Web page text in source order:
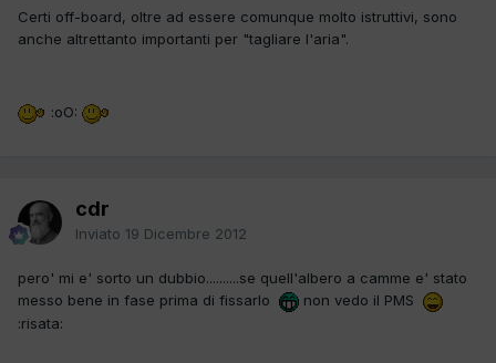
Certi off-board, oltre ad essere comunque molto istruttivi, sono
anche altrettanto importanti per "tagliare l'aria".
:oO:
cdr
Inviato 19 Dicembre 2012
pero' mi e' sorto un dubbio..........se quell'albero a camme e' stato
messo bene in fase prima di fissarlo
non vedo il PMS
:risata: